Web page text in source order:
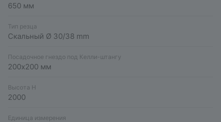
650 мм
Тип резца
Скальный Ø 30/38 mm
Посадочное гнездо под Келли-штангу
200х200 мм
Высота H
2000
Единица измерения